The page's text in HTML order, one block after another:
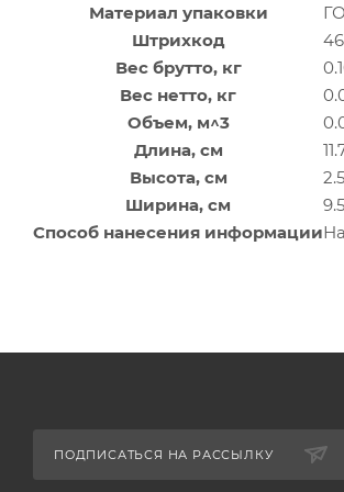
Материал упаковки
Штрихкод
Вес брутто, кг
Вес нетто, кг
Объем, м^3
Длина, см
Высота, см
2.5
Ширина, см
9.5
Способ нанесения информации
ПОДПИСАТЬСЯ НА РАССЫЛКУ